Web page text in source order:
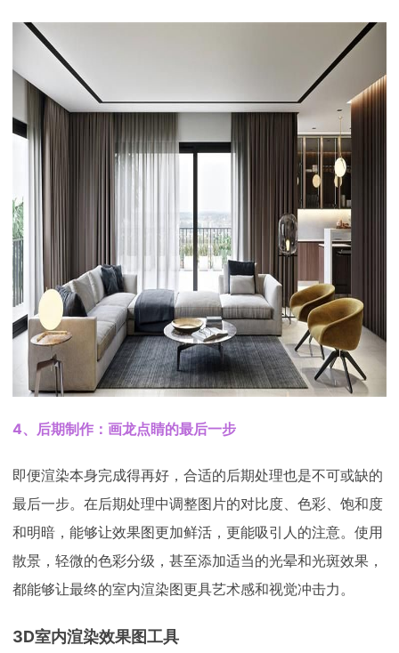
4、后期制作：画龙点睛的最后一步
即便渲染本身完成得再好，合适的后期处理也是不可或缺的
最后一步。在后期处理中调整图片的对比度、色彩、饱和度
和明暗，能够让效果图更加鲜活，更能吸引人的注意。使用
散景，轻微的色彩分级，甚至添加适当的光晕和光斑效果，
都能够让最终的室内渲染图更具艺术感和视觉冲击力。
3D室内渲染效果图工具